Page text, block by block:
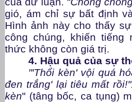
gió, ám chỉ sự bất định
Hình ảnh này cho thấy
công chúng, khiến
thức không còn giá trị.
4. Hậu quả của sự
"'Thổi kèn' vội quá
đen trắng' lại tiêu mất
kèn" (tâng bốc, ca tụng)